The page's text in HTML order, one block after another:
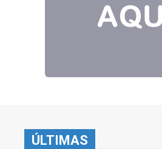
ÚLTIMAS